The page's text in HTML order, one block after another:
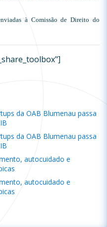
à Comissão de Direito do
da OAB Blumenau passa
da OAB Blumenau passa
autocuidado e
autocuidado e